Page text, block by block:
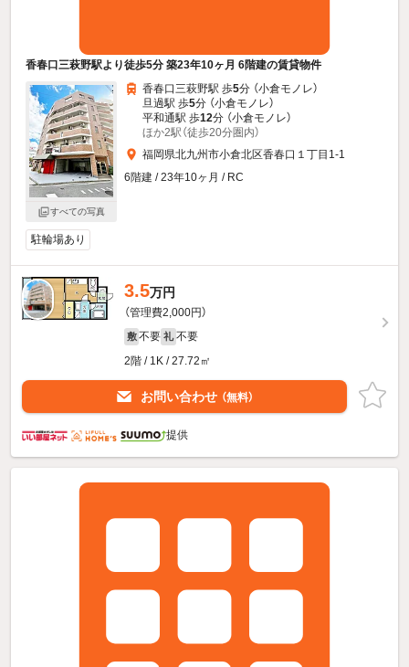
香春口三萩野駅より徒歩5分 築23年10ヶ月 6階建の賃貸物件
すべての写真
香春口三萩野駅 歩5分 （小倉モノレ）
旦過駅 歩5分 （小倉モノレ）
平和通駅 歩12分 （小倉モノレ）
ほか2駅（徒歩20分圏内）
福岡県北九州市小倉北区香春口１丁目1-1
6階建 / 23年10ヶ月 / RC
駐輪場あり
3.5万円
（管理費2,000円）
敷 不要 礼 不要
2階 / 1K / 27.72㎡
お問い合わせ （無料）
提供